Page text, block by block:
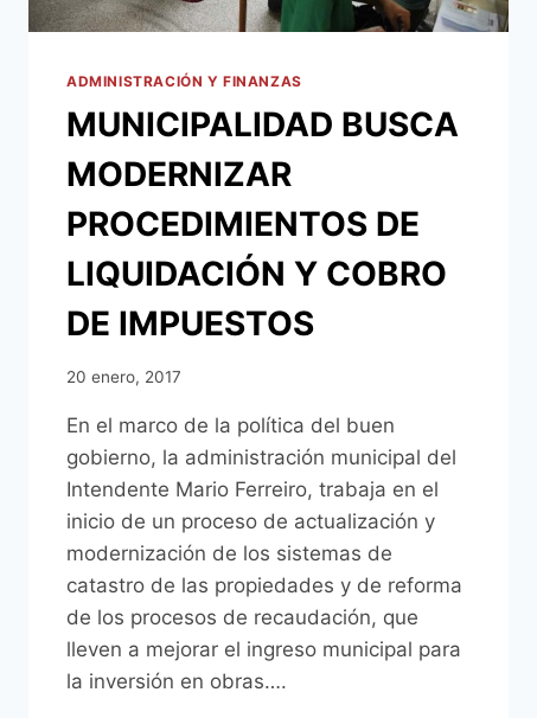
ADMINISTRACIÓN Y FINANZAS
MUNICIPALIDAD BUSCA
MODERNIZAR
PROCEDIMIENTOS DE
LIQUIDACIÓN Y COBRO
DE IMPUESTOS
20 enero, 2017
En el marco de la política del buen
gobierno, la administración municipal del
Intendente Mario Ferreiro, trabaja en el
inicio de un proceso de actualización y
modernización de los sistemas de
catastro de las propiedades y de reforma
de los procesos de recaudación, que
lleven a mejorar el ingreso municipal para
la inversión en obras….